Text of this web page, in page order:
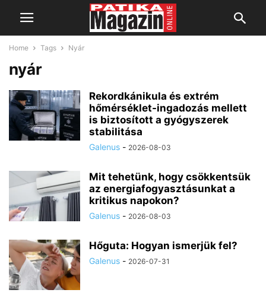
Home Tags Nyár
nyár
Rekordkánikula és extrém
hőmérséklet-ingadozás mellett
is biztosított a gyógyszerek
stabilitása
Galenus - 2026-08-03
Mit tehetünk, hogy csökkentsük
az energiafogyasztásunkat a
kritikus napokon?
Galenus - 2026-08-03
Hőguta: Hogyan ismerjük fel?
Galenus - 2026-07-31